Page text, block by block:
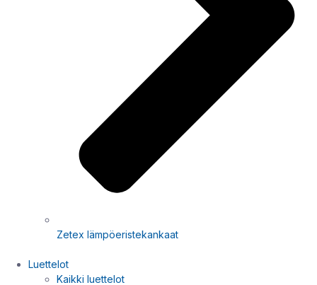
Zetex lämpöeristekankaat
Luettelot
Kaikki luettelot